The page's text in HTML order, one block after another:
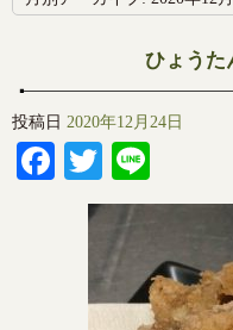
ひょうた
投稿日 2020年12月24日
Facebook
Twitter